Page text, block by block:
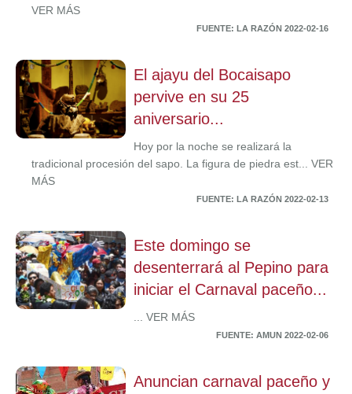
VER MÁS
FUENTE: LA RAZÓN 2022-02-16
El ajayu del Bocaisapo
pervive en su 25
aniversario...
Hoy por la noche se realizará la
tradicional procesión del sapo. La figura de piedra est... VER
MÁS
FUENTE: LA RAZÓN 2022-02-13
Este domingo se
desenterrará al Pepino para
iniciar el Carnaval paceño...
... VER MÁS
FUENTE: AMUN 2022-02-06
Anuncian carnaval paceño y